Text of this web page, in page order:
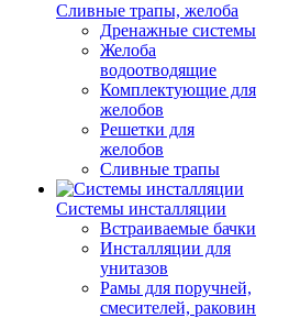
Сливные трапы, желоба
Дренажные системы
Желоба
водоотводящие
Комплектующие для
желобов
Решетки для
желобов
Сливные трапы
Системы инсталляции
Встраиваемые бачки
Инсталляции для
унитазов
Рамы для поручней,
смесителей, раковин